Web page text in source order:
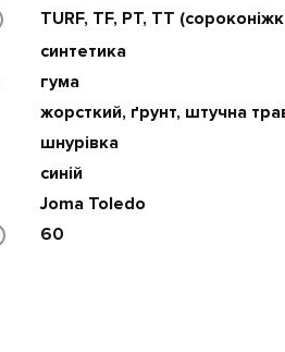
TURF, TF, PT, TT
синтетика
гума
жорсткий, ґрунт, штучна
шнурівка
синій
Joma Toledo
60